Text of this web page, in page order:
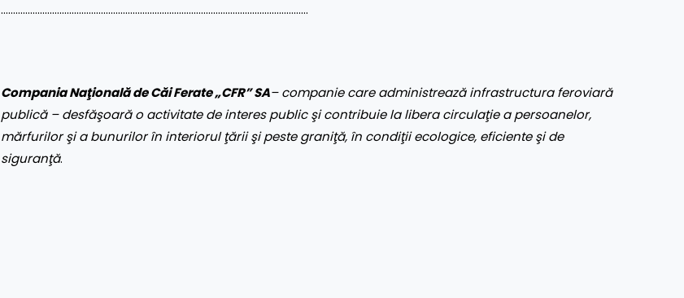
………………………………………………………………………………………………………………
Compania Naţională de Căi Ferate „CFR” SA– companie care administrează infrastructura feroviară
publică – desfăşoară o activitate de interes public şi contribuie la libera circulaţie a persoanelor,
mărfurilor şi a bunurilor în interiorul ţării şi peste graniţă, în condiţii ecologice, eficiente şi de
siguranţă.